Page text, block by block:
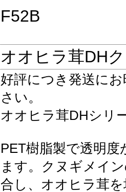
F52B
オオヒラ茸DH
好評につき発送に
さい。
オオヒラ茸DHシリ
PET樹脂製で透明
ます。クヌギメイ
合し、オオヒラ茸